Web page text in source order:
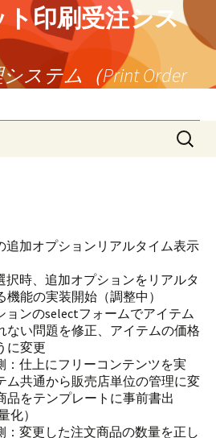
ト印刷受注シス
ステム（Print Order
検
索:
追加オプションリアルタイム表示
択時、追加オプションをリアルタ
能の実装開始（調整中）
ョンのselectフォームでアイテム
ない問題を修正、アイテムの価格
に変更
：仕上にフリーコンテンツを実
ム共通から販売店単位の管理に変
品をテンプレートに事前書出
化）
：変更した注文商品の数量を正し